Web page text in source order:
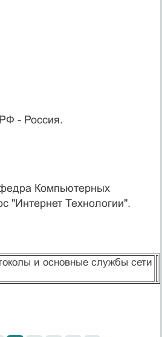
- Россия.
Компьютерных
"Интернет Технологии".
и основные службы сети